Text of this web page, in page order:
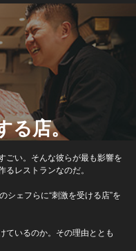
る店。
ごい。そんな彼らが最も影響を
レストランなのだ。
シェフらに“刺激を受ける店”を
ているのか。その理由ととも